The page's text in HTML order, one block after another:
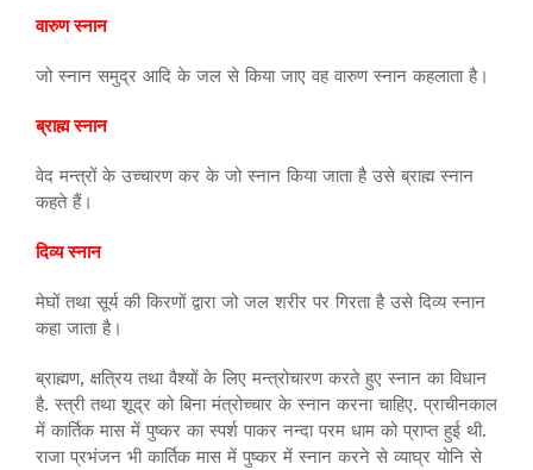
वारुण स्नान
जो स्नान समुद्र आदि के जल से किया जाए वह वारुण स्नान कहलाता है।
ब्राह्म स्नान
वेद मन्त्रों के उच्चारण कर के जो स्नान किया जाता है उसे ब्राह्म स्नान
कहते हैं।
दिव्य स्नान
मेघों तथा सूर्य की किरणों द्वारा जो जल शरीर पर गिरता है उसे दिव्य स्नान
कहा जाता है।
ब्राह्मण, क्षत्रिय तथा वैश्यों के लिए मन्त्रोचारण करते हुए स्नान का विधान
है. स्त्री तथा शूद्र को बिना मंत्रोच्चार के स्नान करना चाहिए. प्राचीनकाल
में कार्तिक मास में पुष्कर का स्पर्श पाकर नन्दा परम धाम को प्राप्त हुई थी.
राजा प्रभंजन भी कार्तिक मास में पुष्कर में स्नान करने से व्याघ्र योनि से